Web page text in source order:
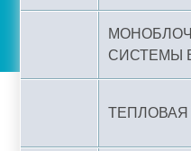
СИСТЕМЫ
ТЕПЛОВАЯ